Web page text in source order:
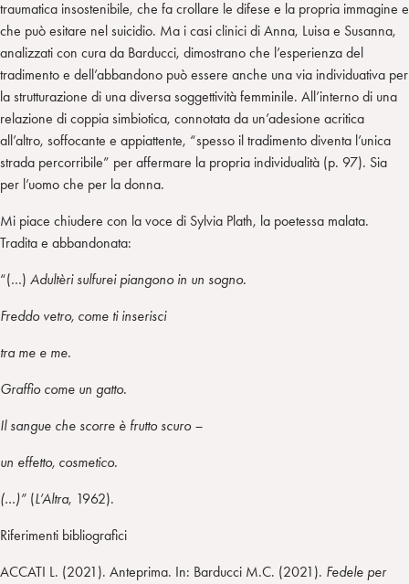
traumatica insostenibile, che fa crollare le difese e la propria immagine e
che può esitare nel suicidio. Ma i casi clinici di Anna, Luisa e Susanna,
analizzati con cura da Barducci, dimostrano che l’esperienza del
tradimento e dell’abbandono può essere anche una via individuativa per
la strutturazione di una diversa soggettività femminile. All’interno di una
relazione di coppia simbiotica, connotata da un’adesione acritica
all’altro, soffocante e appiattente, “spesso il tradimento diventa l’unica
strada percorribile” per affermare la propria individualità (p. 97). Sia
per l’uomo che per la donna.
Mi piace chiudere con la voce di Sylvia Plath, la poetessa malata.
Tradita e abbandonata:
“(…) Adultèri sulfurei piangono in un sogno.
Freddo vetro, come ti inserisci
tra me e me.
Graffio come un gatto.
Il sangue che scorre è frutto scuro –
un effetto, cosmetico.
(…)” (L’Altra, 1962).
Riferimenti bibliografici
ACCATI L. (2021). Anteprima. In: Barducci M.C. (2021). Fedele per